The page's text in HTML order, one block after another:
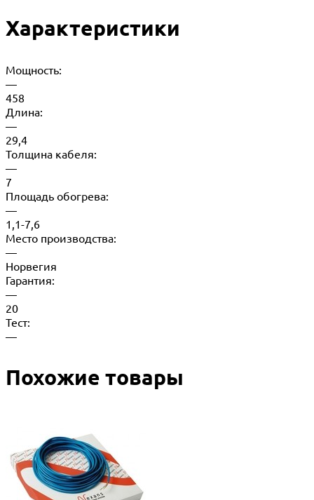
Характеристики
Мощность:
—
458
Длина:
—
29,4
Толщина кабеля:
—
7
Площадь обогрева:
—
1,1-7,6
Место производства:
—
Норвегия
Гарантия:
—
20
Тест:
—
Похожие товары